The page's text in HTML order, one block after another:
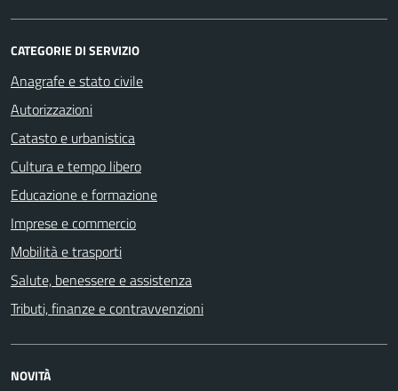
CATEGORIE DI SERVIZIO
Anagrafe e stato civile
Autorizzazioni
Catasto e urbanistica
Cultura e tempo libero
Educazione e formazione
Imprese e commercio
Mobilità e trasporti
Salute, benessere e assistenza
Tributi, finanze e contravvenzioni
NOVITÀ